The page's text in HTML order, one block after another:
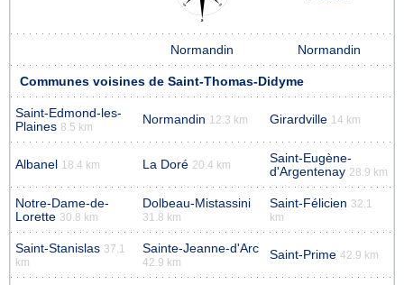
Normandin Normandin
Communes voisines de Saint-Thomas-Didyme
Saint-Edmond-les-
Plaines 8.5 km
Normandin 12.3 km Girardville 14 km
Albanel 18.4 km La Doré 20.4 km
Saint-Eugène-
d'Argentenay 28.9 km
Notre-Dame-de-
Lorette 30.8 km
Dolbeau-Mistassini
31.8 km
Saint-Félicien 32.1
km
Saint-Stanislas 37.1
km
Sainte-Jeanne-d'Arc
42.9 km
Saint-Prime 42.9 km